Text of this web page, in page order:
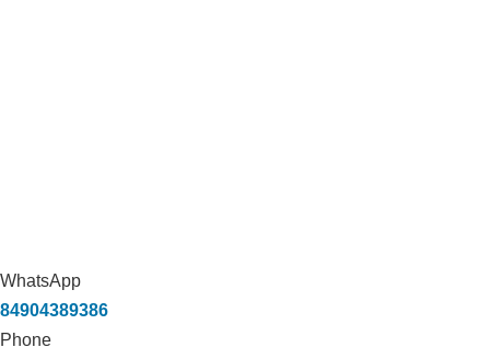
WhatsApp
84904389386
Phone